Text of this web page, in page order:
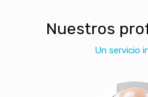
Nuestros
Un servicio